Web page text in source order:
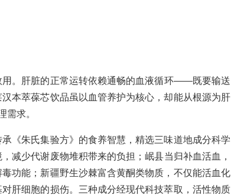
。肝脏的正常运转依赖通畅的血液循环——既要输送
本萃葆芯饮品虽以血管养护为核心，却能从根源为肝
需求。
《朱氏集验方》的食养智慧，精选三味道地成分科学
减少代谢废物堆积带来的负担；岷县当归补血活血，
功能；新疆野生沙棘富含黄酮类物质，不仅能活血化
肝细胞的损伤。三种成分经现代科技萃取，活性物质